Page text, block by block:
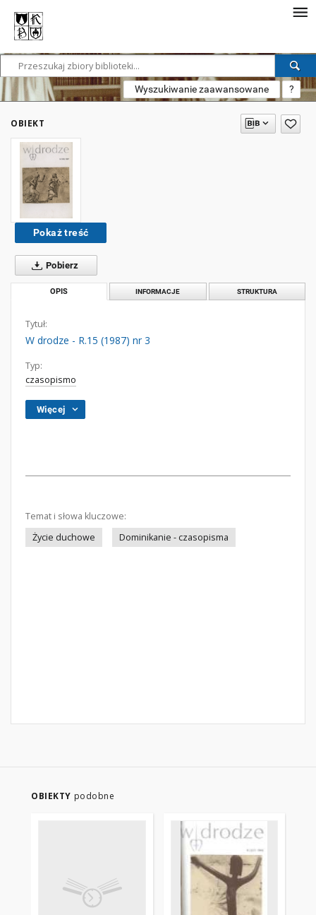
Wyszukiwanie zaawansowane ?
OBIEKT
Pokaż treść
Pobierz
OPIS INFORMACJE STRUKTURA
Tytuł:
W drodze - R.15 (1987) nr 3
Typ:
czasopismo
Więcej
Temat i słowa kluczowe:
Życie duchowe
Dominikanie - czasopisma
OBIEKTY podobne